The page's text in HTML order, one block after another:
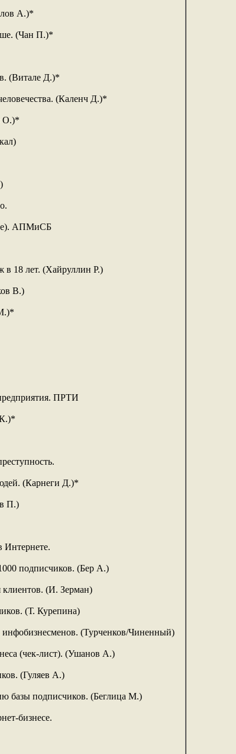
А.)*
(Чан П.)*
(Витале Д.)*
(Каленч Д.)*
О.)*
АПМиСБ
в 18 лет. (Хайруллин Р.)
В.)
ПРТИ
(Карнеги Д.)*
П.)
Интернете.
подписчиков. (Бер А.)
(И. Зерман)
(Т. Курепина)
(Турченков/Чиненный)
(чек-лист). (Ушанов А.)
(Гуляев А.)
базы подписчиков. (Беглица М.)
бизнесе.